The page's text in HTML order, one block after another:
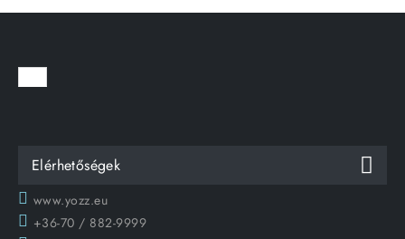
Elérhetőségek
www.yozz.eu
+36-70 / 882-9999